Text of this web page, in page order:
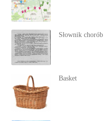
Słownik
Basket